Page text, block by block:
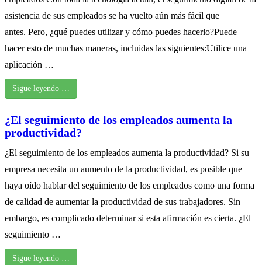
asistencia de sus empleados se ha vuelto aún más fácil que
antes. Pero, ¿qué puedes utilizar y cómo puedes hacerlo?Puede
hacer esto de muchas maneras, incluidas las siguientes:Utilice una
aplicación …
Sigue leyendo …
¿El seguimiento de los empleados aumenta la
productividad?
¿El seguimiento de los empleados aumenta la productividad? Si su
empresa necesita un aumento de la productividad, es posible que
haya oído hablar del seguimiento de los empleados como una forma
de calidad de aumentar la productividad de sus trabajadores. Sin
embargo, es complicado determinar si esta afirmación es cierta. ¿El
seguimiento …
Sigue leyendo …